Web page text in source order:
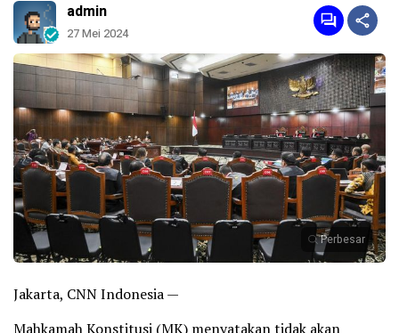
admin
27 Mei 2024
Perbesar
Jakarta, CNN Indonesia —
Mahkamah Konstitusi (MK) menyatakan tidak akan